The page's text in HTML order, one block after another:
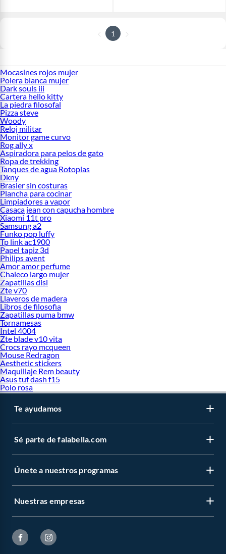
1
Mocasines rojos mujer
Polera blanca mujer
Dark souls iii
Cartera hello kitty
La piedra filosofal
Pizza steve
Woody
Reloj militar
Monitor game curvo
Rog ally x
Aspiradora para pelos de gato
Ropa de trekking
Tanques de agua Rotoplas
Dkny
Brasier sin costuras
Plancha para cocinar
Limpiadores a vapor
Casaca jean con capucha hombre
Xiaomi 11t pro
Samsung a2
Funko pop luffy
Tp link ac1900
Papel tapiz 3d
Philips avent
Amor amor perfume
Chaleco largo mujer
Zapatillas disi
Zte v70
Llaveros de madera
Libros de filosofia
Zapatillas puma bmw
Tornamesas
Intel 4004
Zte blade v10 vita
Crocs rayo mcqueen
Mouse Redragon
Aesthetic stickers
Maquillaje Rem beauty
Asus tuf dash f15
Polo rosa
Te ayudamos
Sé parte de falabella.com
Únete a nuestros programas
Nuestras empresas